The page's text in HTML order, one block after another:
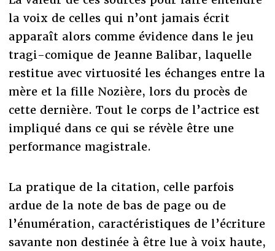
la voix de celles qui n’ont jamais écrit
apparaît alors comme évidence dans le jeu
tragi-comique de Jeanne Balibar, laquelle
restitue avec virtuosité les échanges entre la
mère et la fille Nozière, lors du procès de
cette dernière. Tout le corps de l’actrice est
impliqué dans ce qui se révèle être une
performance magistrale.
La pratique de la citation, celle parfois
ardue de la note de bas de page ou de
l’énumération, caractéristiques de l’écriture
savante non destinée à être lue à voix haute,